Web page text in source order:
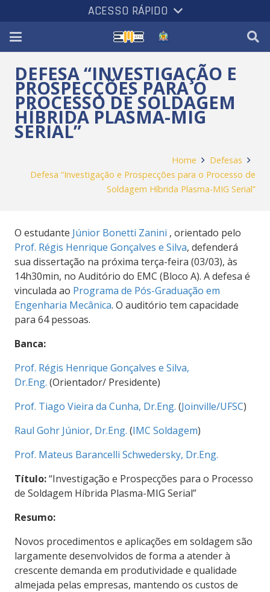
ACESSO RÁPIDO
DEFESA “INVESTIGAÇÃO E
PROSPECÇÕES PARA O
PROCESSO DE SOLDAGEM
HÍBRIDA PLASMA-MIG
SERIAL”
Home
Defesas
Defesa “Investigação e Prospecções para o Processo de
Soldagem Híbrida Plasma-MIG Serial”
O estudante Júnior Bonetti Zanini , orientado pelo
Prof. Régis Henrique Gonçalves e Silva, defenderá
sua dissertação na próxima terça-feira (03/03), às
14h30min, no Auditório do EMC (Bloco A). A defesa é
vinculada ao Programa de Pós-Graduação em
Engenharia Mecânica. O auditório tem capacidade
para 64 pessoas.
Banca:
Prof. Régis Henrique Gonçalves e Silva,
Dr.Eng. (Orientador/ Presidente)
Prof. Tiago Vieira da Cunha, Dr.Eng. (Joinville/UFSC)
Raul Gohr Júnior, Dr.Eng. (IMC Soldagem)
Prof. Mateus Barancelli Schwedersky, Dr.Eng.
Título:“Investigação e Prospecções para o Processo
de Soldagem Híbrida Plasma-MIG Serial”
Resumo:
Novos procedimentos e aplicações em soldagem são
largamente desenvolvidos de forma a atender à
crescente demanda em produtividade e qualidade
almejada pelas empresas, mantendo os custos de